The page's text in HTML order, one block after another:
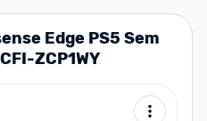
Edge PS5 Sem
ZCP1WY